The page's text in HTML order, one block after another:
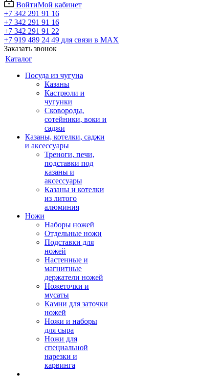
ВойтиМой кабинет
+7 342 291 91 16
+7 342 291 91 16
+7 342 291 91 22
+7 919 489 24 49 для связи в МАХ
Заказать звонок
Каталог
Посуда из чугуна
Казаны
Кастрюли и
чугунки
Сковороды,
сотейники, воки и
саджи
Казаны, котелки, саджи
и аксессуары
Треноги, печи,
подставки под
казаны и
аксессуары
Казаны и котелки
из литого
алюминия
Ножи
Наборы ножей
Отдельные ножи
Подставки для
ножей
Настенные и
магнитные
держатели ножей
Ножеточки и
мусаты
Камни для заточки
ножей
Ножи и наборы
для сыра
Ножи для
специальной
нарезки и
карвинга